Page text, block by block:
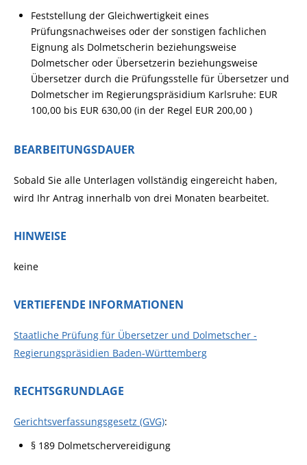
Feststellung der Gleichwertigkeit eines
Prüfungsnachweises oder der sonstigen fachlichen
Eignung als Dolmetscherin beziehungsweise
Dolmetscher oder Übersetzerin beziehungsweise
Übersetzer durch die Prüfungsstelle für Übersetzer und
Dolmetscher im Regierungspräsidium Karlsruhe: EUR
100,00 bis EUR 630,00 (in der Regel EUR 200,00 )
BEARBEITUNGSDAUER
Sobald Sie alle Unterlagen vollständig eingereicht haben,
wird Ihr Antrag innerhalb von drei Monaten bearbeitet.
HINWEISE
keine
VERTIEFENDE INFORMATIONEN
Staatliche Prüfung für Übersetzer und Dolmetscher -
Regierungspräsidien Baden-Württemberg
RECHTSGRUNDLAGE
Gerichtsverfassungsgesetz (GVG):
§ 189 Dolmetschervereidigung